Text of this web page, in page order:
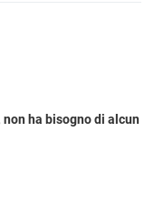
non ha bisogno di alcun